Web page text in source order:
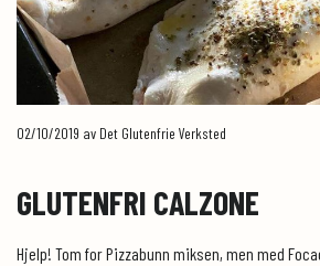
02/10/2019 av Det Glutenfrie Verksted
GLUTENFRI CALZONE
Hjelp! Tom for Pizzabunn miksen, men med